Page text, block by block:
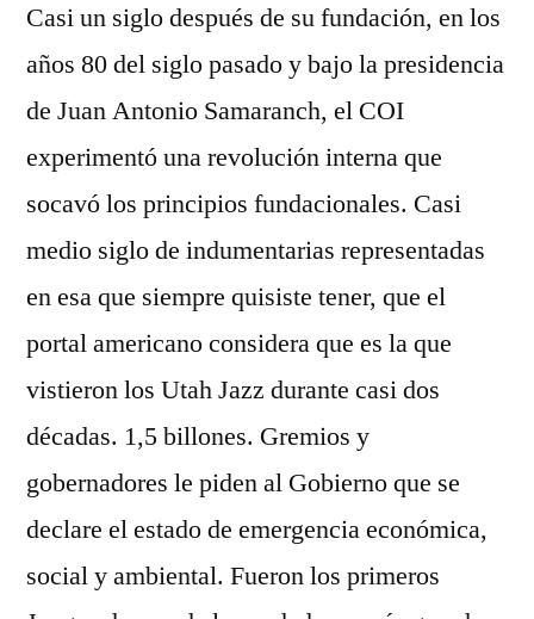
Casi un siglo después de su fundación, en los
años 80 del siglo pasado y bajo la presidencia
de Juan Antonio Samaranch, el COI
experimentó una revolución interna que
socavó los principios fundacionales. Casi
medio siglo de indumentarias representadas
en esa que siempre quisiste tener, que el
portal americano considera que es la que
vistieron los Utah Jazz durante casi dos
décadas. 1,5 billones. Gremios y
gobernadores le piden al Gobierno que se
declare el estado de emergencia económica,
social y ambiental. Fueron los primeros